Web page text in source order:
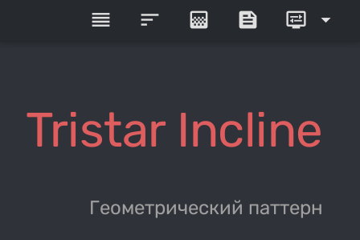
reorder sort gradient feed display_settings arrow_drop_down
Tristar Incline
Геометрический паттерн